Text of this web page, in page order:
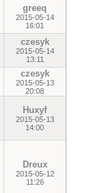
greeq
2015-05-14
16:01
czesyk
2015-05-14
13:11
czesyk
2015-05-13
20:08
Huxyf
2015-05-13
14:00
Dreux
2015-05-12
11:26